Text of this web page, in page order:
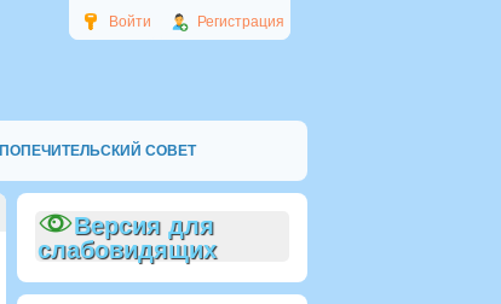
Войти Регистрация
ПОПЕЧИТЕЛЬСКИЙ СОВЕТ
Версия для
слабовидящих